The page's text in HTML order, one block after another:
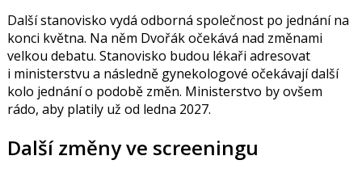
Další stanovisko vydá odborná společnost po jednání na
konci května. Na něm Dvořák očekává nad změnami
velkou debatu. Stanovisko budou lékaři adresovat
i ministerstvu a následně gynekologové očekávají další
kolo jednání o podobě změn. Ministerstvo by ovšem
rádo, aby platily už od ledna 2027.
Další změny ve screeningu